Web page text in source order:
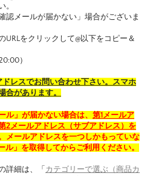
。
認メールが届かない」場合がございま
URLをクリックして@以下をコピー＆
）
レスでお問い合わせ下さい。スマホ
合があります。
」が届かない場合は、 第1メールア
2メールアドレス（サブアドレス）を
メールアドレスを一つしかもっていな
ル」を取得してからご利用ください。
詳細は、「 カテゴリーで選ぶ（商品カ